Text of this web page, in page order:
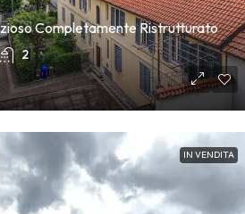
Completamente Ristrutturato
2
IN VENDITA